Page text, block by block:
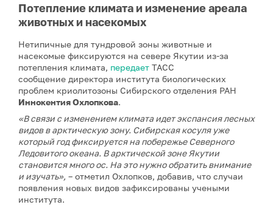
Потепление климата и изменение ареала
животных и насекомых
Нетипичные для тундровой зоны животные и
насекомые фиксируются на севере Якутии из-за
потепления климата, передает ТАСС
сообщение директора института биологических
проблем криолитозоны Сибирского отделения РАН
Иннокентия Охлопкова.
«В связи с изменением климата идет экспансия лесных
видов в арктическую зону. Сибирская косуля уже
который год фиксируется на побережье Северного
Ледовитого океана. В арктической зоне Якутии
становится много ос. На это нужно обратить внимание
и изучать», – отметил Охлопков, добавив, что случаи
появления новых видов зафиксированы учеными
института.